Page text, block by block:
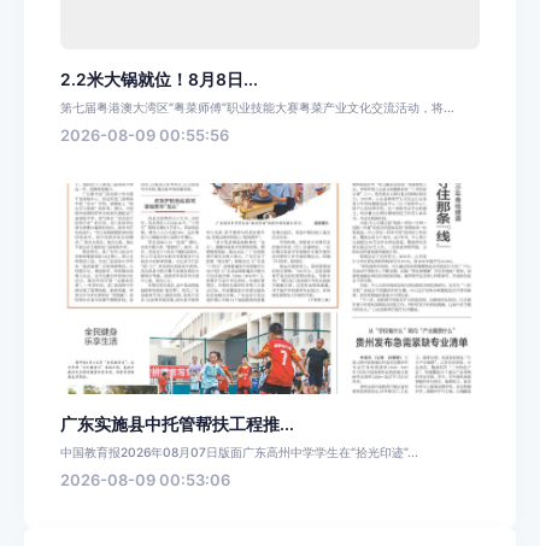
2.2米大锅就位！8月8日...
第七届粤港澳大湾区“粤菜师傅”职业技能大赛粤菜产业文化交流活动，将...
2026-08-09 00:55:56
广东实施县中托管帮扶工程推...
中国教育报2026年08月07日版面广东高州中学学生在“拾光印迹”...
2026-08-09 00:53:06